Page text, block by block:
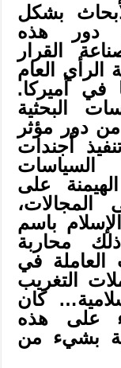
بشكل
دور هذه
القرار
الرأي العام
في أميركا.
البحثية
من دور مؤثر
أجندات
على
المجالات،
باسم
محاربة
العاملة في
التغريب
كان
على هذه
بشيء من